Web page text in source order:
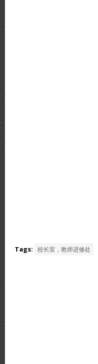
Tags: 校长室，教师进修处